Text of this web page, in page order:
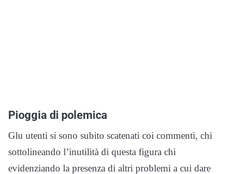
Pioggia di polemica
Glu utenti si sono subito scatenati coi commenti, chi
sottolineando l’inutilità di questa figura chi
evidenziando la presenza di altri problemi a cui dare